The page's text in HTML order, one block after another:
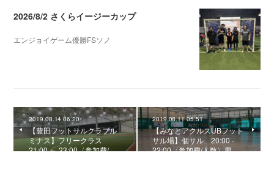
2026/8/2 さくらイージーカップ
エンジョイゲーム優勝FSソノ
2019.08.14 06:20
【豊田フットサルクラブル
ミナス】フリークラス
21:00 ～ 23:00〈参加費/…
2019.08.11 05:51
【みなとアクルスUBフット
サル場】個サル 20:00 -
22:00〈参加費/人数〉男…